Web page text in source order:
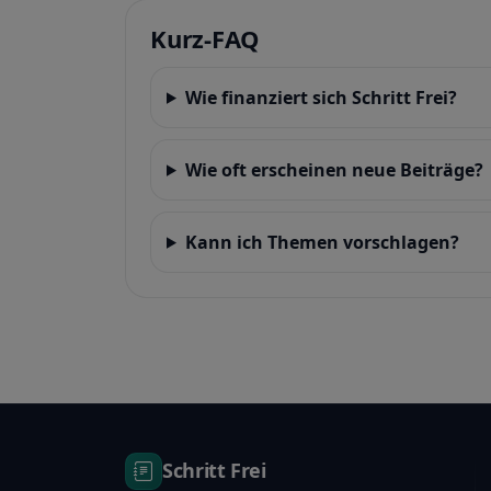
Kurz-FAQ
Wie finanziert sich Schritt Frei?
Wie oft erscheinen neue Beiträge?
Kann ich Themen vorschlagen?
Schritt Frei